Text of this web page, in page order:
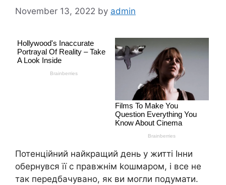
November 13, 2022 by admin
Потенційний найкращий день у житті Інни
обернувся її с правжнім kошмаром, і все не
так передбачувано, як ви могли подумати.